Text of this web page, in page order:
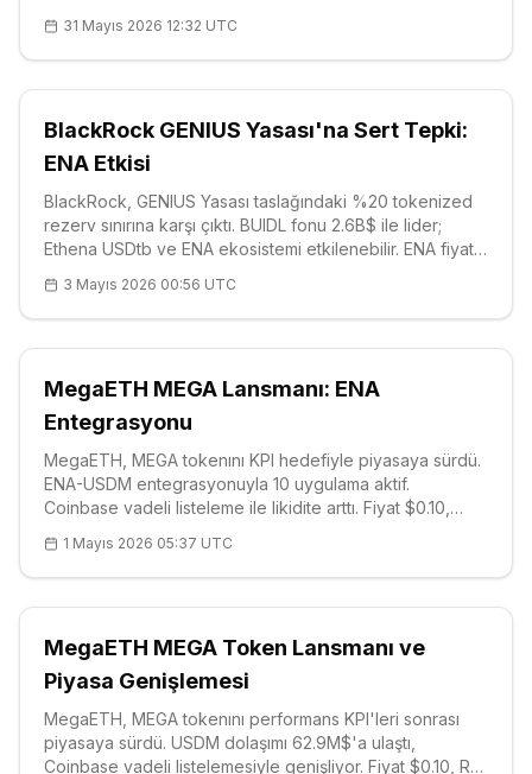
tarafında bekleniyor; piyasa değerinin yüzde 4,81'ine
denk gelen 21
31 Mayıs 2026 12:32 UTC
BlackRock GENIUS Yasası'na Sert Tepki:
ENA Etkisi
BlackRock, GENIUS Yasası taslağındaki %20 tokenized
rezerv sınırına karşı çıktı. BUIDL fonu 2.6B$ ile lider;
Ethena USDtb ve ENA ekosistemi etkilenebilir. ENA fiyatı
3 Mayıs 2026 00:56 UTC
MegaETH MEGA Lansmanı: ENA
Entegrasyonu
MegaETH, MEGA tokenını KPI hedefiyle piyasaya sürdü.
ENA-USDM entegrasyonuyla 10 uygulama aktif.
Coinbase vadeli listeleme ile likidite arttı. Fiyat $0.10,
şekillendiriyor.
1 Mayıs 2026 05:37 UTC
MegaETH MEGA Token Lansmanı ve
Piyasa Genişlemesi
MegaETH, MEGA tokenını performans KPI'leri sonrası
piyasaya sürdü. USDM dolaşımı 62.9M$'a ulaştı,
Coinbase vadeli listelemesiyle genişliyor. Fiyat $0.10, RSI